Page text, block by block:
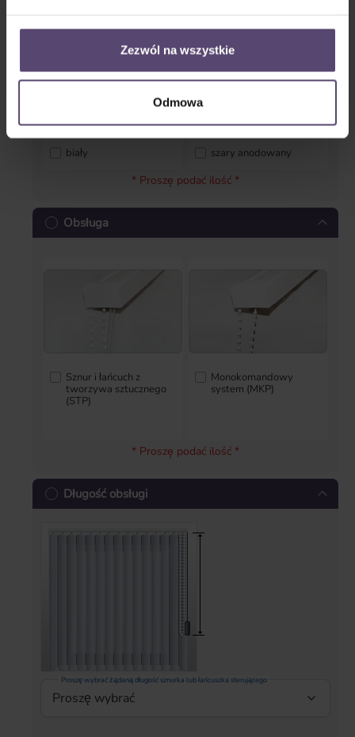
Zezwól na wszystkie
Odmowa
biały szary anodowany
* Proszę podać ilość *
Obsługa
Sznur i łańcuch z
tworzywa sztucznego
(STP)
Monokomandowy
system (MKP)
* Proszę podać ilość *
Długość obsługi
Proszę wybrać żądaną długość sznurka lub łańcuszka sterującego